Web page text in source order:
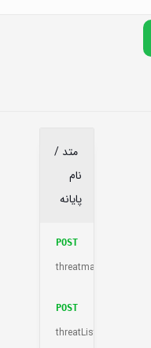
متد /
نام
پایانه
POST
threatmatches.find
POST
threatListUpdates.fetch